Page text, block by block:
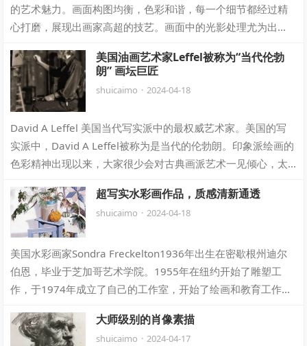
的艺术魅力。画面构图均衡，色彩和谐，每一个细节都经过精
心打磨，展现出画家高超的技艺。画面中的光影处理尤为出
美国油画艺术家Leffel被称为“当代伦勃
朗” 画坛巨匠
shuicaimo · 2024-04-18
David A Leffel 美国当代写实派中的最权威艺术家。美国的写
实派中，David A Leffel被称为是当代的伦勃朗。印象派绘画的
色彩精神出现以来，大家很少会对古典画派艺术一见倾心，太
超写实水彩画作品，质感清新通透
shuicaimo · 2024-04-18
美国水彩画家Sondra Freckelton1936年出生在密歇根州迪尔
伯恩，毕业于芝加哥艺术学院。1955年在纽约开始了雕塑工
作，于1974年成立了自己的工作室，开始了绘画和教育工作。
大师级别的肖像素描
shuicaimo · 2024-04-17